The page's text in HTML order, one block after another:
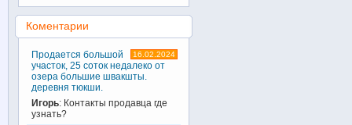
Коментарии
16.02.2024
Продается большой
участок, 25 соток недалеко от
озера большие швакшты.
деревня тюкши.
Игорь: Контакты продавца где
узнать?